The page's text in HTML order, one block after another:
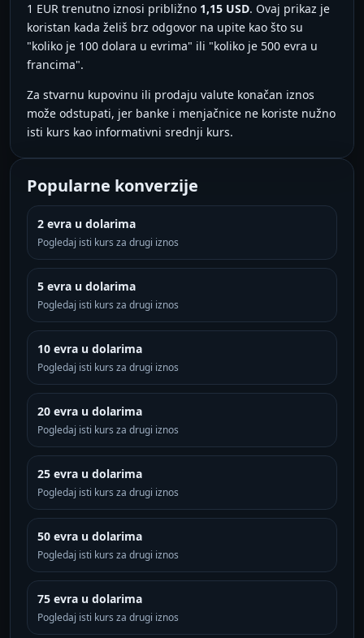
1 EUR trenutno iznosi približno 1,15 USD. Ovaj prikaz je
koristan kada želiš brz odgovor na upite kao što su
"koliko je 100 dolara u evrima" ili "koliko je 500 evra u
francima".
Za stvarnu kupovinu ili prodaju valute konačan iznos
može odstupati, jer banke i menjačnice ne koriste nužno
isti kurs kao informativni srednji kurs.
Popularne konverzije
2 evra u dolarima
Pogledaj isti kurs za drugi iznos
5 evra u dolarima
Pogledaj isti kurs za drugi iznos
10 evra u dolarima
Pogledaj isti kurs za drugi iznos
20 evra u dolarima
Pogledaj isti kurs za drugi iznos
25 evra u dolarima
Pogledaj isti kurs za drugi iznos
50 evra u dolarima
Pogledaj isti kurs za drugi iznos
75 evra u dolarima
Pogledaj isti kurs za drugi iznos